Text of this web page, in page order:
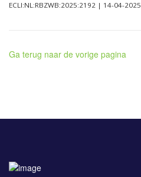
ECLI:NL:RBZWB:2025:2192 | 14-04-2025
Ga terug naar de vorige pagina